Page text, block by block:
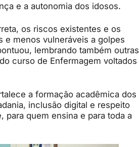
e a autonomia dos idosos.
os riscos existentes e os
e menos vulneráveis a golpes
lembrando também outras
curso de Enfermagem voltados
a formação acadêmica dos
inclusão digital e respeito
para quem ensina e para toda a